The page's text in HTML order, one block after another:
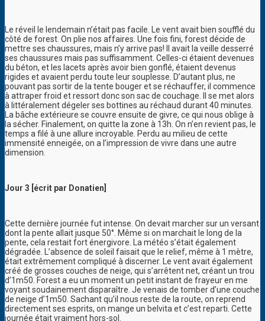
Le réveil le lendemain n’était pas facile. Le vent avait bien soufflé du
côté de forest. On plie nos affaires. Une fois fini, forest décide de
mettre ses chaussures, mais n’y arrive pas! Il avait la veille desserré
ses chaussures mais pas suffisamment. Celles-ci étaient devenues
du béton, et les lacets après avoir bien gonflé, étaient devenus
rigides et avaient perdu toute leur souplesse. D’autant plus, ne
pouvant pas sortir de la tente bouger et se réchauffer, il commence
à attraper froid et ressort donc son sac de couchage. Il se met alors
à littéralement dégeler ses bottines au réchaud durant 40 minutes.
La bâche extérieure se couvre ensuite de givre, ce qui nous oblige à
la sécher. Finalement, on quitte la zone à 13h. On n’en revient pas, le
temps a filé à une allure incroyable. Perdu au milieu de cette
immensité enneigée, on a l’impression de vivre dans une autre
dimension.
Jour 3 [écrit par Donatien]
Cette dernière journée fut intense. On devait marcher sur un versant
dont la pente allait jusque 50°. Même si on marchait le long de la
pente, cela restait fort énergivore. La météo s’était également
dégradée. L’absence de soleil faisait que le relief, même à 1 mètre,
était extrêmement compliqué à discerner. Le vent avait également
créé de grosses couches de neige, qui s’arrêtent net, créant un trou
d’1m50. Forest a eu un moment un petit instant de frayeur en me
voyant soudainement disparaître. Je venais de tomber d’une couche
de neige d’1m50. Sachant qu’il nous reste de la route, on reprend
directement ses esprits, on mange un belvita et c’est reparti. Cette
journée était vraiment hors-sol.